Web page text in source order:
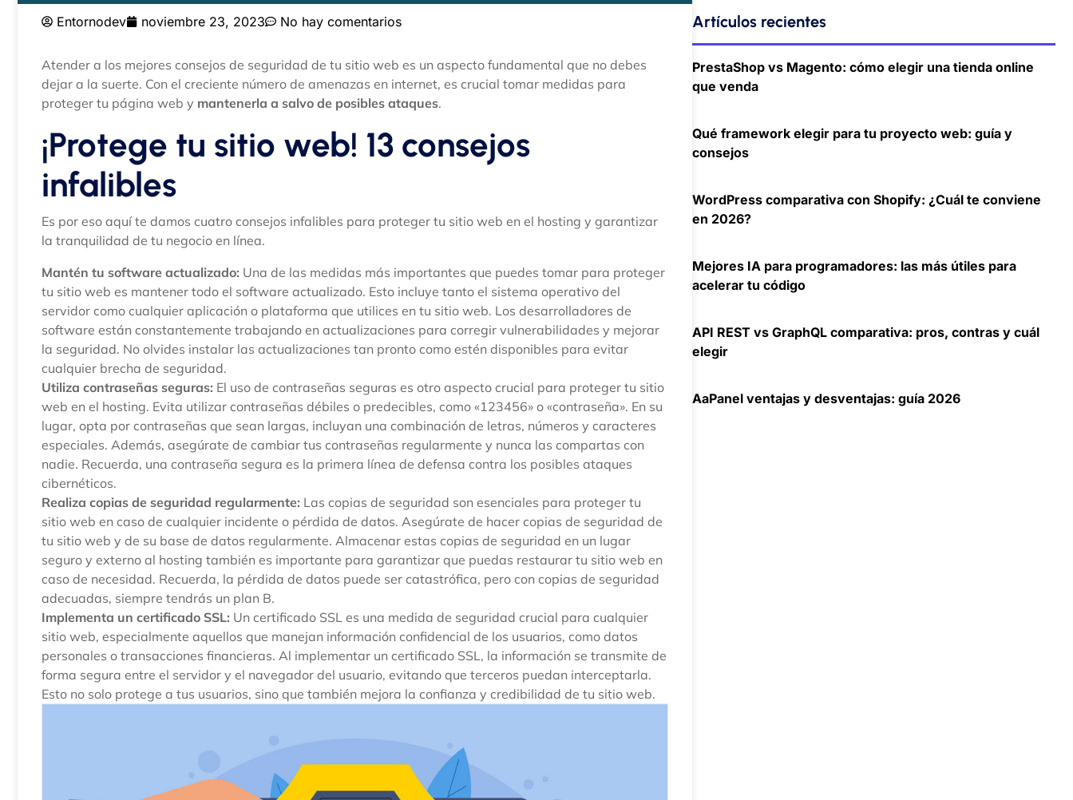
Entornodev noviembre 23, 2023 No hay comentarios
Atender a los mejores consejos de seguridad de tu sitio web es un aspecto fundamental que no debes
dejar a la suerte. Con el creciente número de amenazas en internet, es crucial tomar medidas para
proteger tu página web y mantenerla a salvo de posibles ataques.
¡Protege tu sitio web! 13 consejos
infalibles
Es por eso aquí te damos cuatro consejos infalibles para proteger tu sitio web en el hosting y garantizar
la tranquilidad de tu negocio en línea.
Mantén tu software actualizado: Una de las medidas más importantes que puedes tomar para proteger
tu sitio web es mantener todo el software actualizado. Esto incluye tanto el sistema operativo del
servidor como cualquier aplicación o plataforma que utilices en tu sitio web. Los desarrolladores de
software están constantemente trabajando en actualizaciones para corregir vulnerabilidades y mejorar
la seguridad. No olvides instalar las actualizaciones tan pronto como estén disponibles para evitar
cualquier brecha de seguridad.
Utiliza contraseñas seguras: El uso de contraseñas seguras es otro aspecto crucial para proteger tu sitio
web en el hosting. Evita utilizar contraseñas débiles o predecibles, como «123456» o «contraseña». En su
lugar, opta por contraseñas que sean largas, incluyan una combinación de letras, números y caracteres
especiales. Además, asegúrate de cambiar tus contraseñas regularmente y nunca las compartas con
nadie. Recuerda, una contraseña segura es la primera línea de defensa contra los posibles ataques
cibernéticos.
Realiza copias de seguridad regularmente: Las copias de seguridad son esenciales para proteger tu
sitio web en caso de cualquier incidente o pérdida de datos. Asegúrate de hacer copias de seguridad de
tu sitio web y de su base de datos regularmente. Almacenar estas copias de seguridad en un lugar
seguro y externo al hosting también es importante para garantizar que puedas restaurar tu sitio web en
caso de necesidad. Recuerda, la pérdida de datos puede ser catastrófica, pero con copias de seguridad
adecuadas, siempre tendrás un plan B.
Implementa un certificado SSL: Un certificado SSL es una medida de seguridad crucial para cualquier
sitio web, especialmente aquellos que manejan información confidencial de los usuarios, como datos
personales o transacciones financieras. Al implementar un certificado SSL, la información se transmite de
forma segura entre el servidor y el navegador del usuario, evitando que terceros puedan interceptarla.
Esto no solo protege a tus usuarios, sino que también mejora la confianza y credibilidad de tu sitio web.
Artículos recientes
PrestaShop vs Magento: cómo elegir una tienda online
que venda
Qué framework elegir para tu proyecto web: guía y
consejos
WordPress comparativa con Shopify: ¿Cuál te conviene
en 2026?
Mejores IA para programadores: las más útiles para
acelerar tu código
API REST vs GraphQL comparativa: pros, contras y cuál
elegir
AaPanel ventajas y desventajas: guía 2026